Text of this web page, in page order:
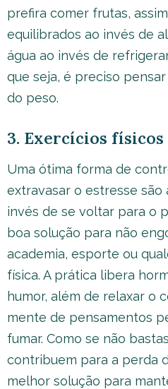
prefira comer frutas,
equilibrados ao invés de
água ao invés de
que seja, é preciso
do peso.
3. Exercícios físicos
Uma ótima forma de
extravasar o estresse são
invés de se voltar para o
boa solução para não
academia, esporte ou
física. A prática libera
humor, além de relaxar o
mente de pensamentos
fumar. Como se não
contribuem para a perda
melhor solução para